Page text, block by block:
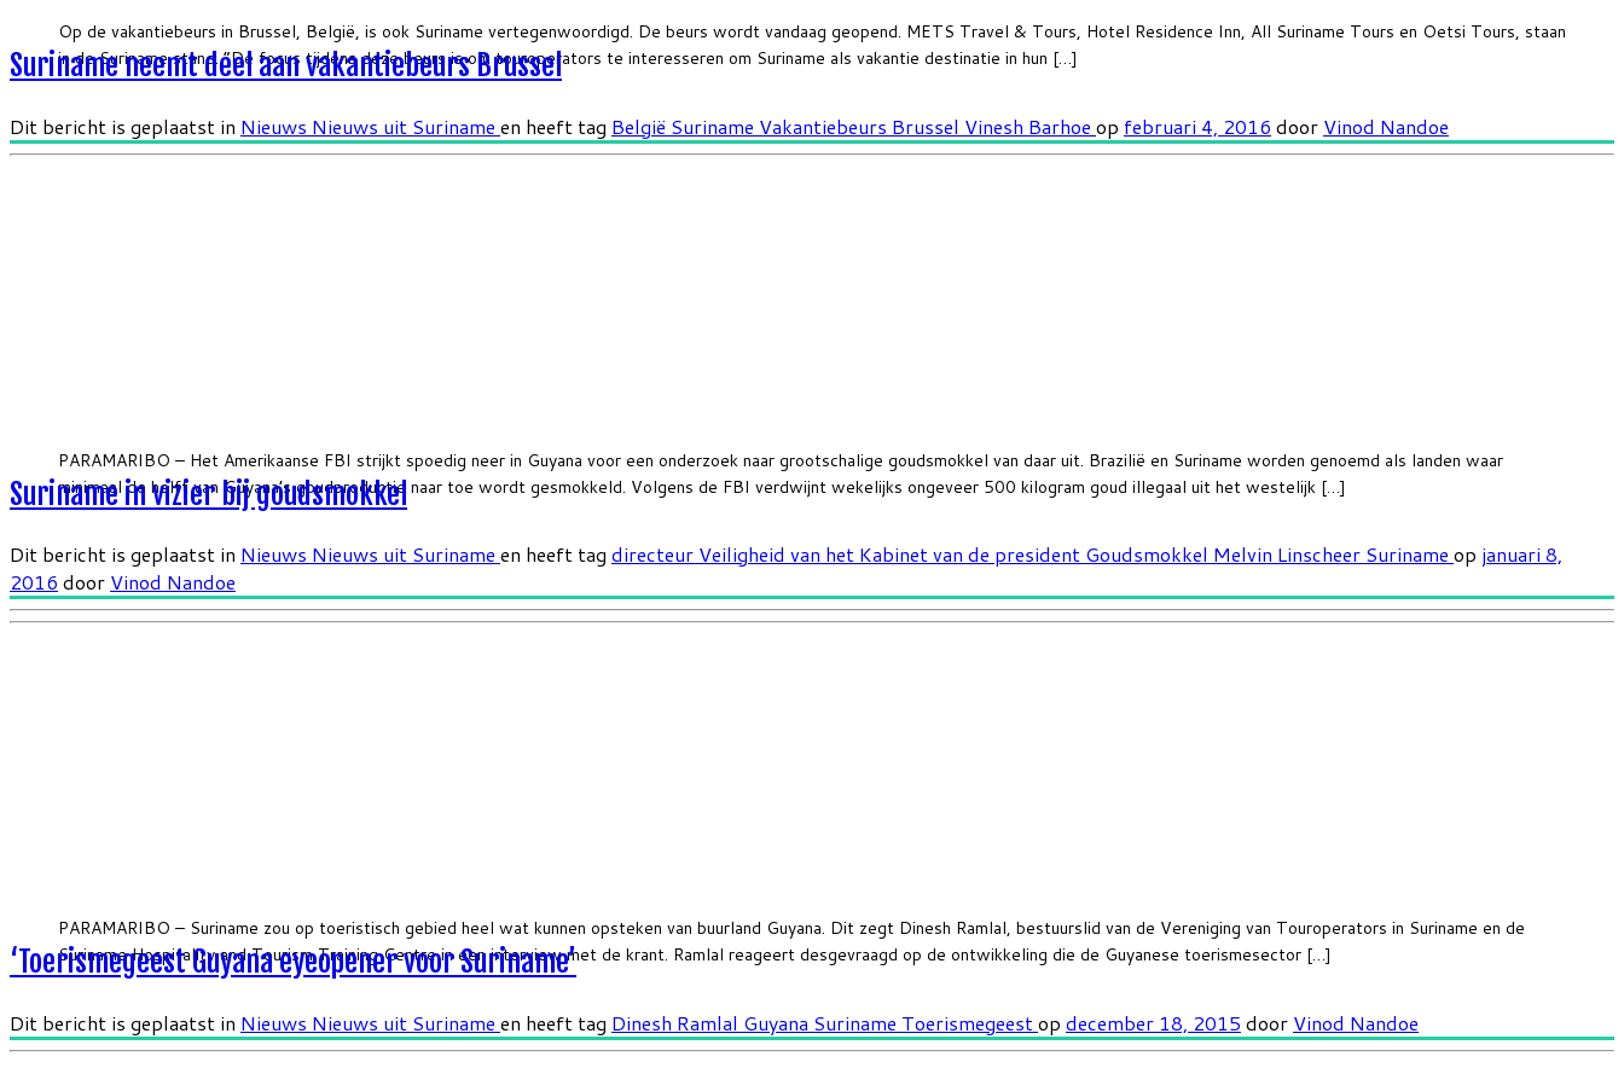
Op de vakantiebeurs in Brussel, België, is ook Suriname vertegenwoordigd. De beurs wordt vandaag geopend. METS Travel & Tours, Hotel Residence Inn, All Suriname Tours en Oetsi Tours, staan
in de Suriname stand. “De focus tijdens deze beurs is om touroperators te interesseren om Suriname als vakantie destinatie in hun […]
Suriname neemt deel aan vakantiebeurs Brussel
Dit bericht is geplaatst in Nieuws Nieuws uit Suriname en heeft tag België Suriname Vakantiebeurs Brussel Vinesh Barhoe op februari 4, 2016 door Vinod Nandoe
PARAMARIBO – Het Amerikaanse FBI strijkt spoedig neer in Guyana voor een onderzoek naar grootschalige goudsmokkel van daar uit. Brazilië en Suriname worden genoemd als landen waar
minimaal de helft van Guyana’s goudproductie naar toe wordt gesmokkeld. Volgens de FBI verdwijnt wekelijks ongeveer 500 kilogram goud illegaal uit het westelijk […]
Suriname in vizier bij goudsmokkel
Dit bericht is geplaatst in Nieuws Nieuws uit Suriname en heeft tag directeur Veiligheid van het Kabinet van de president Goudsmokkel Melvin Linscheer Suriname op januari 8,
2016 door Vinod Nandoe
PARAMARIBO – Suriname zou op toeristisch gebied heel wat kunnen opsteken van buurland Guyana. Dit zegt Dinesh Ramlal, bestuurslid van de Vereniging van Touroperators in Suriname en de
Suriname Hospitality and Tourism Training Centre in een interview met de krant. Ramlal reageert desgevraagd op de ontwikkeling die de Guyanese toerismesector […]
‘Toerismegeest Guyana eyeopener voor Suriname’
Dit bericht is geplaatst in Nieuws Nieuws uit Suriname en heeft tag Dinesh Ramlal Guyana Suriname Toerismegeestop december 18, 2015 door Vinod Nandoe